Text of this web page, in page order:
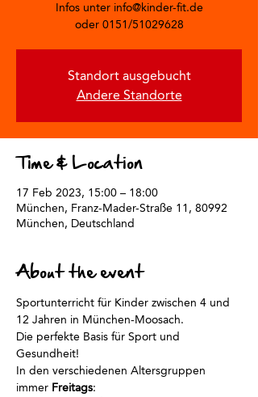
Infos unter info@kinder-fit.de
oder 0151/51029628
Standort ausgebucht
Andere Standorte
Time & Location
17 Feb 2023, 15:00 – 18:00
München, Franz-Mader-Straße 11, 80992
München, Deutschland
About the event
Sportunterricht für Kinder zwischen 4 und
12 Jahren in München-Moosach.
Die perfekte Basis für Sport und
Gesundheit!
In den verschiedenen Altersgruppen
immer Freitags: